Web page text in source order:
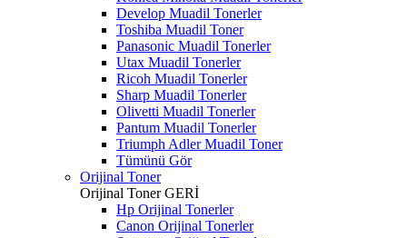
Develop Muadil Tonerler
Toshiba Muadil Toner
Panasonic Muadil Tonerler
Utax Muadil Tonerler
Ricoh Muadil Tonerler
Sharp Muadil Tonerler
Olivetti Muadil Tonerler
Pantum Muadil Tonerler
Triumph Adler Muadil Toner
Tümünü Gör
Orijinal Toner
Orijinal TonerGERİ
Hp Orijinal Tonerler
Canon Orijinal Tonerler